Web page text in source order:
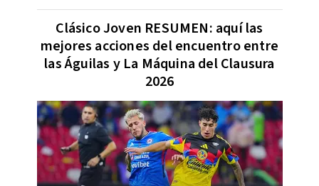
Clásico Joven RESUMEN: aquí las
mejores acciones del encuentro entre
las Águilas y La Máquina del Clausura
2026